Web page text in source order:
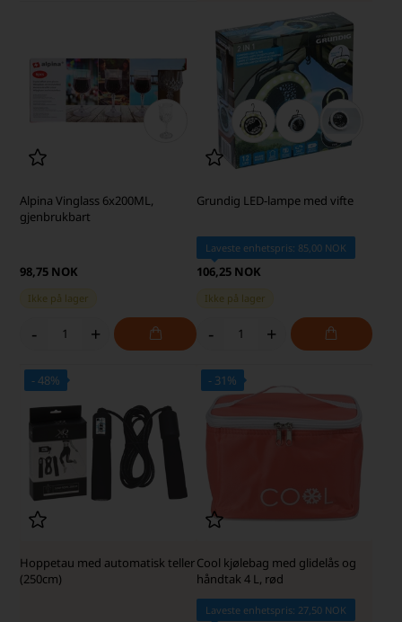
Alpina Vinglass 6x200ML,
gjenbrukbart
98,75 NOK
Ikke på lager
- +
Grundig LED-lampe med vifte
Laveste enhetspris: 85,00 NOK
106,25 NOK
Ikke på lager
- +
- 48%
Hoppetau med automatisk teller
(250cm)
- 31%
Cool kjølebag med glidelås og
håndtak 4 L, rød
Laveste enhetspris: 27,50 NOK